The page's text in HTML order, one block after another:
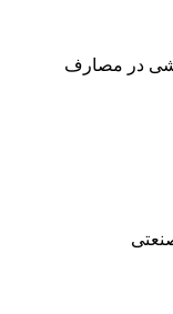
در مصارف